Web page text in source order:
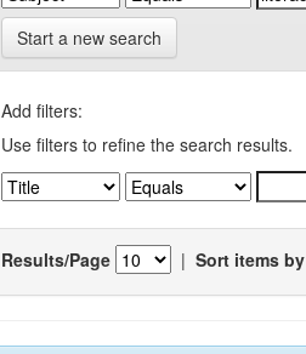
Start a new search
Add filters:
Use filters to refine the search results.
Results/Page | Sort items by